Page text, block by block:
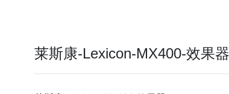
莱斯康-Lexicon-MX400-效果器